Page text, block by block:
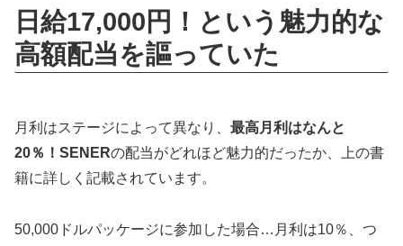
日給17,000円！という魅力的な
高額配当を謳っていた
月利はステージによって異なり、 最高月利はなんと
20％！ SENERの配当がどれほど魅力的だったか、上の書
籍に詳しく記載されています。
50,000ドルパッケージに参加した場合…月利は10％、つ